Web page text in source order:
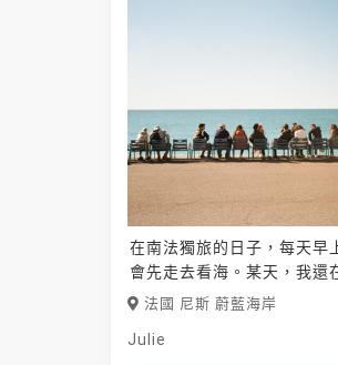
在南法獨旅的日子，每天早
會先走去看海。某天，我還
邊認識了一個日本女生，結
法國 尼斯 蔚藍海岸
Julie